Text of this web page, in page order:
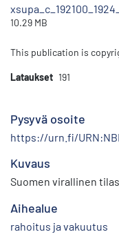
10.29 MB
This publication is
Lataukset 191
Pysyvä osoite
https://urn.fi/
Kuvaus
Suomen virallinen
Aihealue
rahoitus ja vakuutus